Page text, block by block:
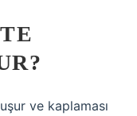
ve kaplaması